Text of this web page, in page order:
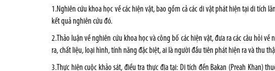
1.Nghiên cứu khoa học về các hiện vật, bao gồm cả các di vật phát hiện tại di tích
kết quả nghiên cứu đó.
2.Thảo luận về nghiên cứu khoa học và công bố các hiện vật, đưa ra các câu hỏi
ra, chất liệu, loại hình, tính năng đặc biệt, ai là người đầu tiên phát hiện ra và thu
3.Thực hiện cuộc khảo sát, điều tra thực địa tại: Di tích đền Bakan (Preah Khan)